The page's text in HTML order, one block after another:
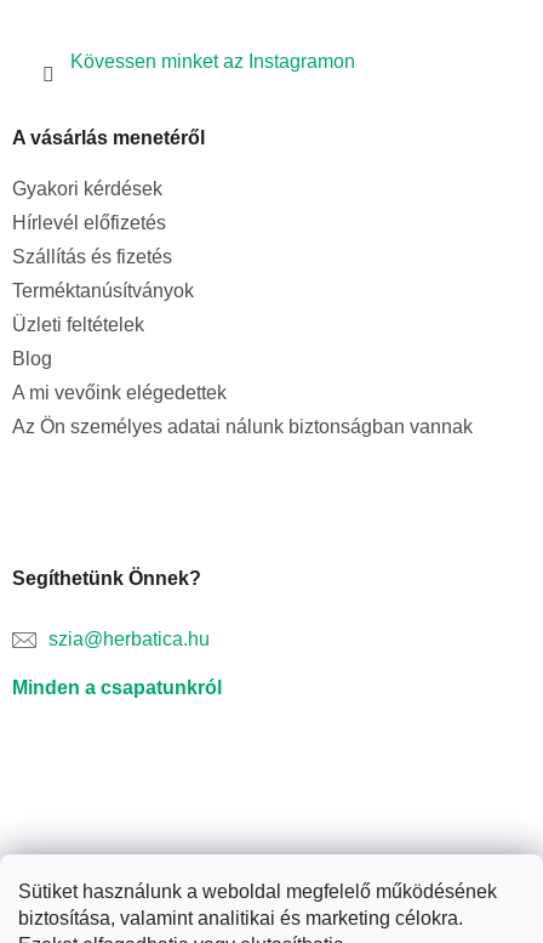
Sütiket használunk a weboldal megfelelő működésének
biztosítása, valamint analitikai és marketing célokra.
Kövessen minket az Instagramon
A vásárlás menetéről
Gyakori kérdések
Hírlevél előfizetés
Szállítás és fizetés
Terméktanúsítványok
Üzleti feltételek
Blog
A mi vevőink elégedettek
Az Ön személyes adatai nálunk biztonságban vannak
Segíthetünk Önnek?
szia@herbatica.hu
Minden a csapatunkról
Shoptet készítette